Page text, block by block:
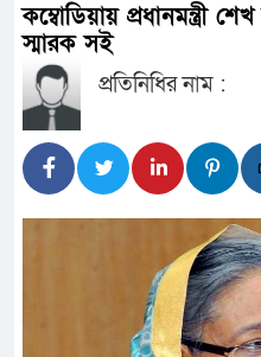
কম্বোডিয়ায় প্রধানমন্ত্রী
স্মারক সই
প্রতিনিধির নাম :